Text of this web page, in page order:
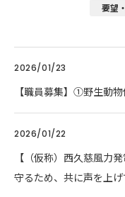
要望
2026/01/23
【職員募集】①野生動
2026/01/22
【（仮称）西久慈風力
守るため、共に声を上げ